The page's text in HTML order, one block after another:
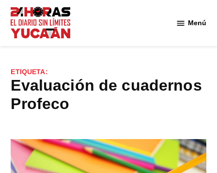
Saltar
contenido
Menú
ETIQUETA:
evaluación de cuadernos
Profeco